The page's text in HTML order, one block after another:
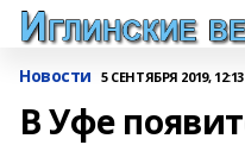
Новости 5 СЕНТЯБРЯ 2019, 12:13
В Уфе